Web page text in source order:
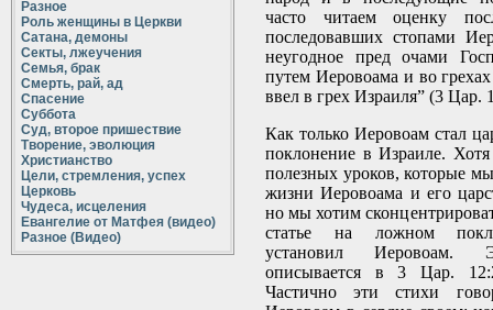
Разное
Роль женщины в Церкви
Сатана, демоны
Секты, лжеучения
Семья, брак
Смерть, рай, ад
Спасение
Суббота
Суд, второе пришествие
Творение, эволюция
Христианство
Цели, стремления, успех
Церковь
Чудеса, исцеления
Евангелие от Матфея (видео)
Разное (Видео)
часто читаем оценку
последовавших стопами
неугодное пред очами
путем Иеровоама и во
ввел в грех Израиля” (3 Цар.
Как только Иеровоам стал
поклонение в Израиле.
полезных уроков, которые
жизни Иеровоама и его
но мы хотим
статье на ложном
установил Иеровоам.
описывается в 3 Цар.
Частично эти стихи